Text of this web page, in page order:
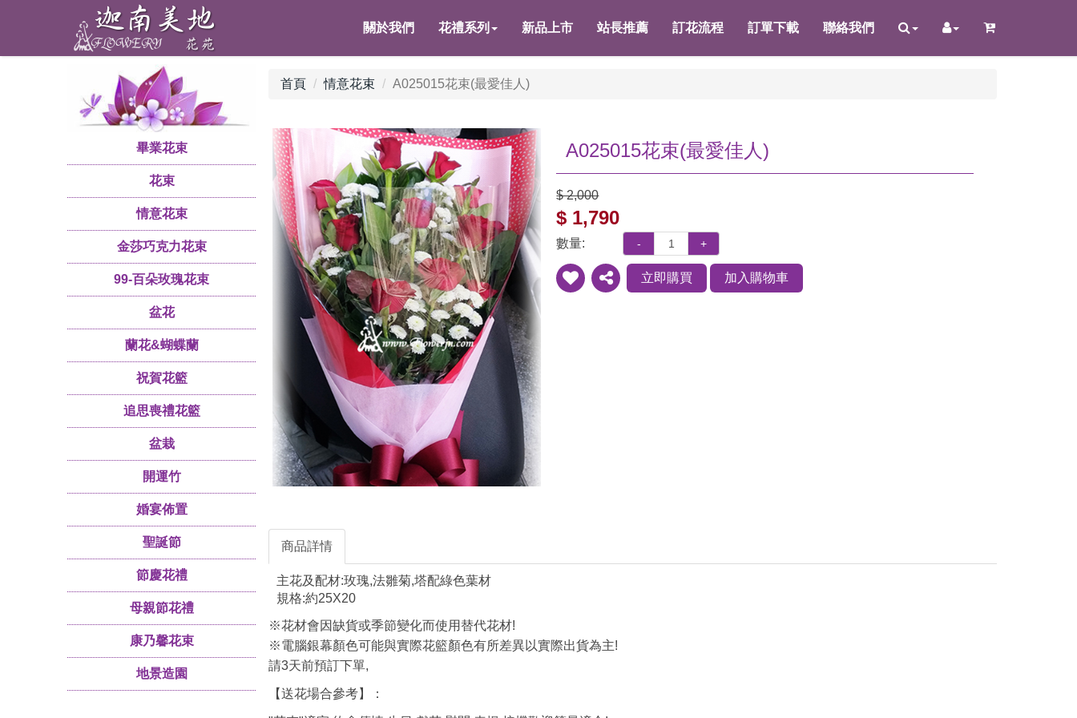
關於我們 花禮系列 新品上市 站長推薦 訂花流程 訂單下載 聯絡我們
畢業花束
花束
情意花束
金莎巧克力花束
99-百朵玫瑰花束
盆花
蘭花&蝴蝶蘭
祝賀花籃
追思喪禮花籃
盆栽
開運竹
婚宴佈置
聖誕節
節慶花禮
母親節花禮
康乃馨花束
地景造園
首頁 情意花束 A025015花束(最愛佳人)
A025015花束(最愛佳人)
$ 2,000
$ 1,790
數量: - +
新增
分享
立即購買 加入購物車
商品詳情
主花及配材:玫瑰,法雛菊,塔配綠色葉材
規格:約25X20
※花材會因缺貨或季節變化而使用替代花材!
※電腦銀幕顏色可能與實際花籃顏色有所差異以實際出貨為主!
請3天前預訂下單,
【送花場合參考】：